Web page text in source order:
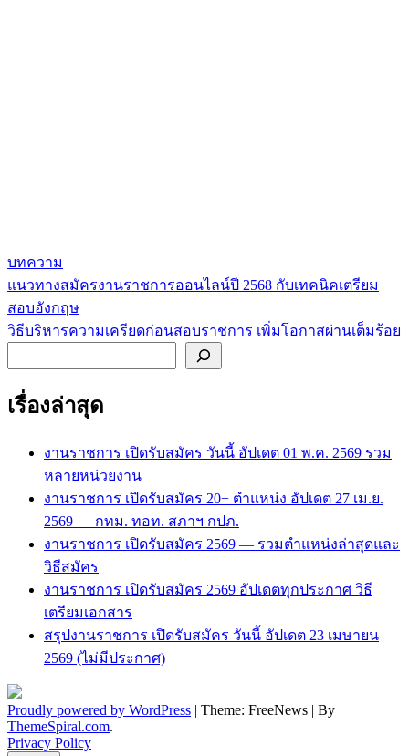
บทความ
แนะแนว
เรื่อง
แนวทางสมัครงานราชการออนไลน์ปี 2568 กับเทคนิคเตรียม
สอบอังกฤษ
วิธีบริหารความเครียดก่อนสอบราชการ เพิ่มโอกาสผ่านเต็มร้อย
เรื่องล่าสุด
งานราชการ เปิดรับสมัคร วันนี้ อัปเดต 01 พ.ค. 2569 รวม
หลายหน่วยงาน
งานราชการ เปิดรับสมัคร 20+ ตำแหน่ง อัปเดต 27 เม.ย.
2569 — กทม. ทอท. สภาฯ กปภ.
งานราชการ เปิดรับสมัคร 2569 — รวมตำแหน่งล่าสุดและ
วิธีสมัคร
งานราชการ เปิดรับสมัคร 2569 อัปเดตทุกประกาศ วิธี
เตรียมเอกสาร
สรุปงานราชการ เปิดรับสมัคร วันนี้ อัปเดต 23 เมษายน
2569 (ไม่มีประกาศ)
Proudly powered by WordPress | Theme: FreeNews | By
ThemeSpiral.com.
Privacy Policy